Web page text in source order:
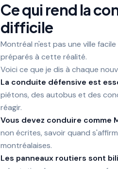
Ce qui rend la
difficile
Montréal n'est pas une ville
préparés à cette réalité.
Voici ce que je dis à chaque
La conduite défensive est
piétons, des autobus et des
réagir.
Vous devez conduire comme
non écrites, savoir quand
montréalaises.
Les panneaux routiers sont